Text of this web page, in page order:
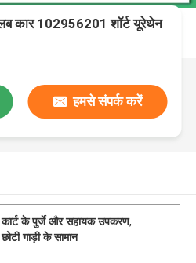
कार 102956201 शॉर्ट यूरेथेन
हमसे संपर्क करें
कार्ट के पुर्जे और सहायक उपकरण,
गाड़ी के सामान